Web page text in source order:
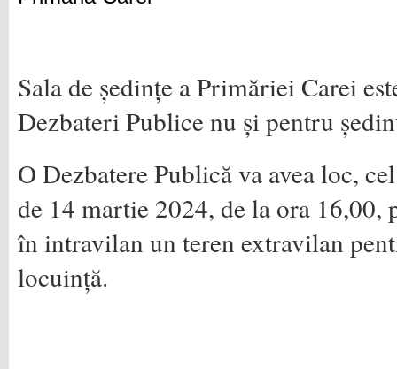
Sala de ședințe a Primăriei Carei
Dezbateri Publice nu și pentru
O Dezbatere Publică va avea loc,
de 14 martie 2024, de la ora 16,00,
în intravilan un teren extravilan
locuință.